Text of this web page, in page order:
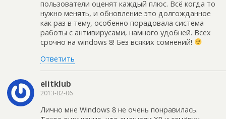
пользователи оценят каждый плюс. Всё когда то
нужно менять, и обновление это долгожданное
как раз в тему, особенно порадовала система
работы с антивирусами, намного удобней. Всех
срочно на windows 8! Без всяких сомнений!
Ответить
elitklub
2013-02-06
Лично мне Windows 8 не очень понравилась.